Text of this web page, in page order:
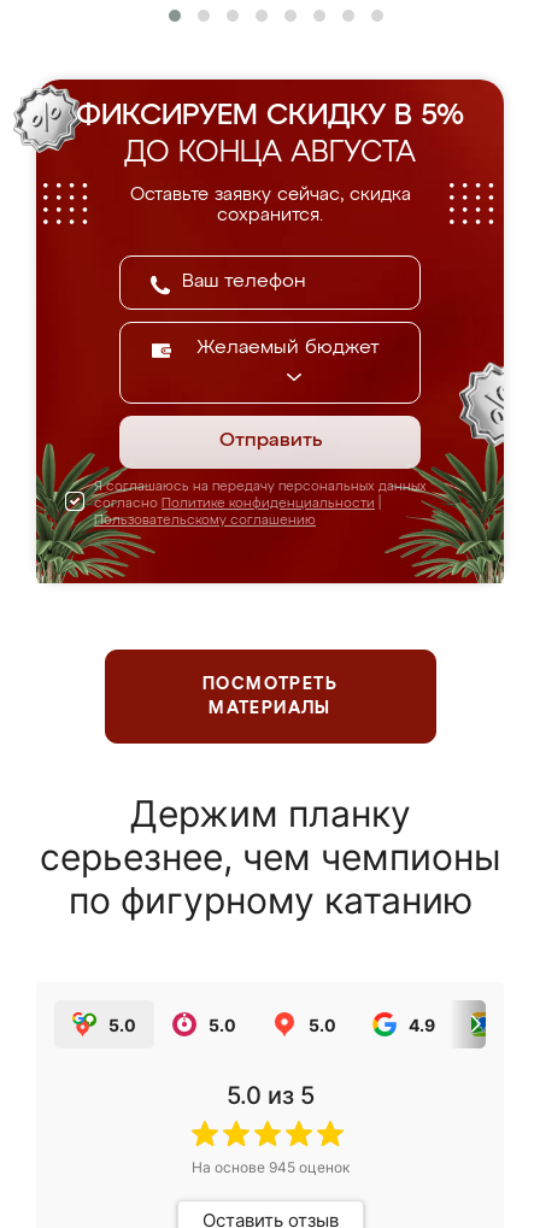
ФИКСИРУЕМ СКИДКУ В 5%
ДО КОНЦА АВГУСТА
Оставьте заявку сейчас, скидка
сохранится.
Желаемый бюджет
Отправить
Я соглашаюсь на передачу персональных данных
согласно Политике конфиденциальности
Пользовательскому соглашению
ПОСМОТРЕТЬ
МАТЕРИАЛЫ
Держим планку
серьезнее, чем чемпионы
по фигурному катанию
5.0 5.0 5.0 4.9
5.0 из 5
На основе 945оценок
Оставить отзыв